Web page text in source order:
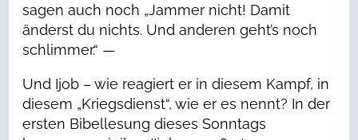
sagen auch noch „Jammer nicht! Damit
änderst du nichts. Und anderen geht’s noch
schlimmer.“ —
Und Ijob – wie reagiert er in diesem Kampf, in
diesem „Kriegsdienst“, wie er es nennt? In der
ersten Bibellesung dieses Sonntags